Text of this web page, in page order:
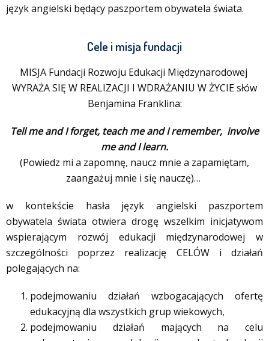
język angielski będący paszportem obywatela świata.
Cele i misja fundacji
MISJA Fundacji Rozwoju Edukacji Międzynarodowej
WYRAŻA SIĘ W REALIZACJI I WDRAŻANIU W ŻYCIE słów
Benjamina Franklina:
Tell me and I forget, teach me and I remember, involve
me and I learn.
(Powiedz mi a zapomnę, naucz mnie a zapamiętam,
zaangażuj mnie i się nauczę)…
w kontekście hasła język angielski paszportem
obywatela świata otwiera drogę wszelkim inicjatywom
wspierającym rozwój edukacji międzynarodowej w
szczególności poprzez realizację CELÓW i działań
polegających na:
podejmowaniu działań wzbogacających ofertę
edukacyjną dla wszystkich grup wiekowych,
podejmowaniu działań mających na celu